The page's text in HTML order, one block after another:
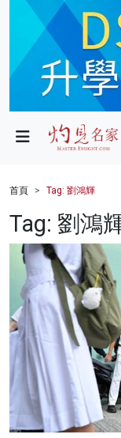
政局
財經
健康
商業
科技
影片
名家榜
灼見活動
首頁 Tag: 劉鴻輝
Tag: 劉鴻